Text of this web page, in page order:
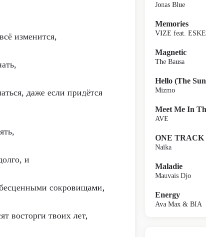
изменится,
даже если придётся
и
сокровищами,
восторги твоих лет,
Jonas Blue
Memories
VIZE feat. ESKE
Magnetic
The Bausa
Hello (The
Mizmo
Meet Me In
AVE
ONE TRACK
Naïka
Maladie
Mauvais Djo
Energy
Ava Max & BIA